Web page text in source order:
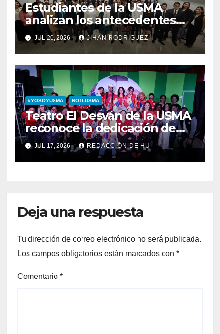
Estudiantes de la USMA
analizan los antecedentes
del Derecho Romano junto a
diputada invitada
JUL 20, 2026 JIHAN RODRÍGUEZ
#YOSOYUSMA NOTI-USMA
Teatro El Desván de la USMA
reconoce la dedicación de
sus estudiantes en su 43
aniversario
JUL 17, 2026 REDACCIÓN DE HU
Deja una respuesta
Tu dirección de correo electrónico no será publicada.
Los campos obligatorios están marcados con *
Comentario *